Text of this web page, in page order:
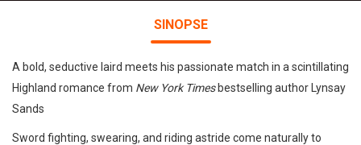
SINOPSE
A bold, seductive laird meets his passionate match in a scintillating
Highland romance from New York Timesbestselling author Lynsay
Sands
Sword fighting, swearing, and riding astride come naturally to